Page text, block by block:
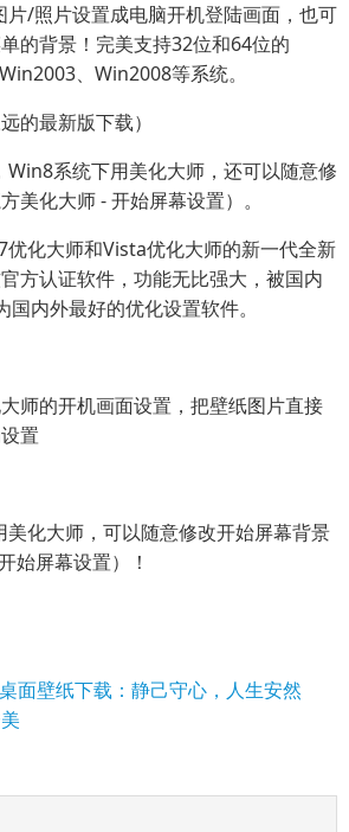
/照片设置成电脑开机登陆画面，也可
的背景！完美支持32位和64位的
、Win2008等系统。
的最新版下载）
系统下用美化大师，还可以随意修
美化大师 - 开始屏幕设置）。
优化大师和Vista优化大师的新一代全新
方认证软件，功能无比强大，被国内
内外最好的优化设置软件。
师的开机画面设置，把壁纸图片直接
置
化大师，可以随意修改开始屏幕背景
始屏幕设置）！
面壁纸下载：静己守心，人生安然